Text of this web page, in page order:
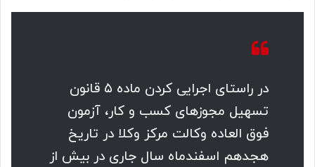
در راستای اجرایی کردن ماده ۵ قانون
تسهیل مجوز‌های کسب و کار، آزمون
فوق العاده وکالت مرکز وکلا در تاریخ
هجدهم اسفندماه سال جاری در بیش از